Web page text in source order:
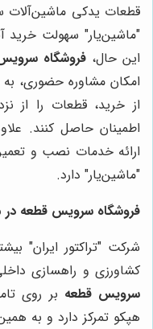
قطعات یدکی ماشین‌آلات
"ماشین‌یار" سهولت خرید
این حال،فروشگاه
امکان مشاوره حضوری،
از خرید، قطعات را از
اطمینان حاصل کنند.
ارائه خدمات نصب و
"ماشین‌یار" دارد.
فروشگاه سرویس قطعه در
شرکت "تراکتور ایران"
کشاورزی و راهسازی
سرویس قطعه بر روی
هپکو تمرکز دارد و به